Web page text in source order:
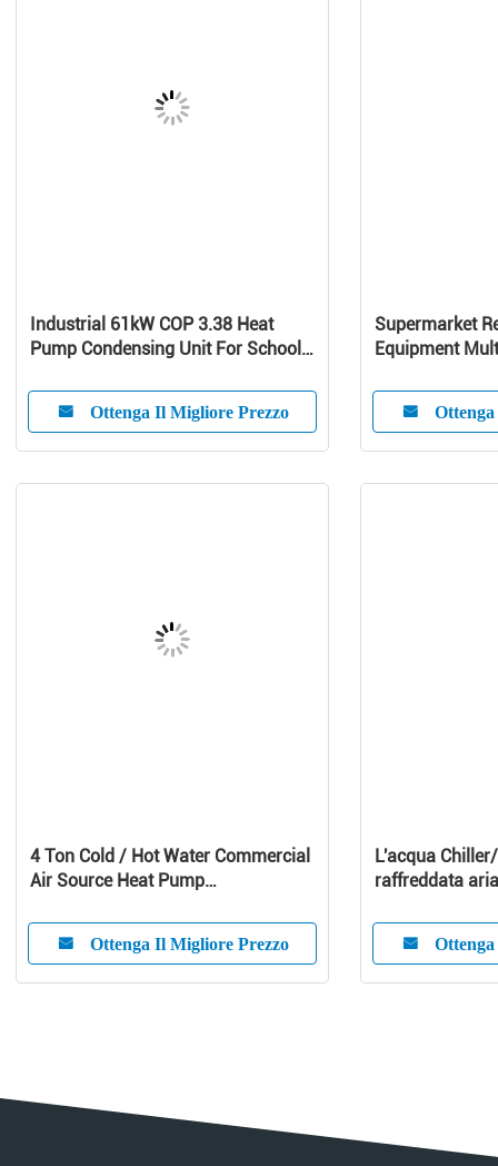
Industrial 61kW COP 3.38 Heat
Pump Condensing Unit For School /
Ottenga Il Migliore Prezzo
Supermarket
Equipment
4 Ton Cold / Hot Water Commercial
Air Source Heat Pump
Ottenga Il Migliore Prezzo
L'acqua
raffreddata
aria